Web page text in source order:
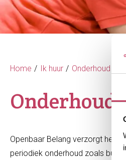
Home Ik huur Onderhoud en
Onderhoud
Openbaar Belang verzorgt het
periodiek onderhoud zoals